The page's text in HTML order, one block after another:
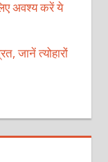
अवश्य करें ये
जानें त्योहारों